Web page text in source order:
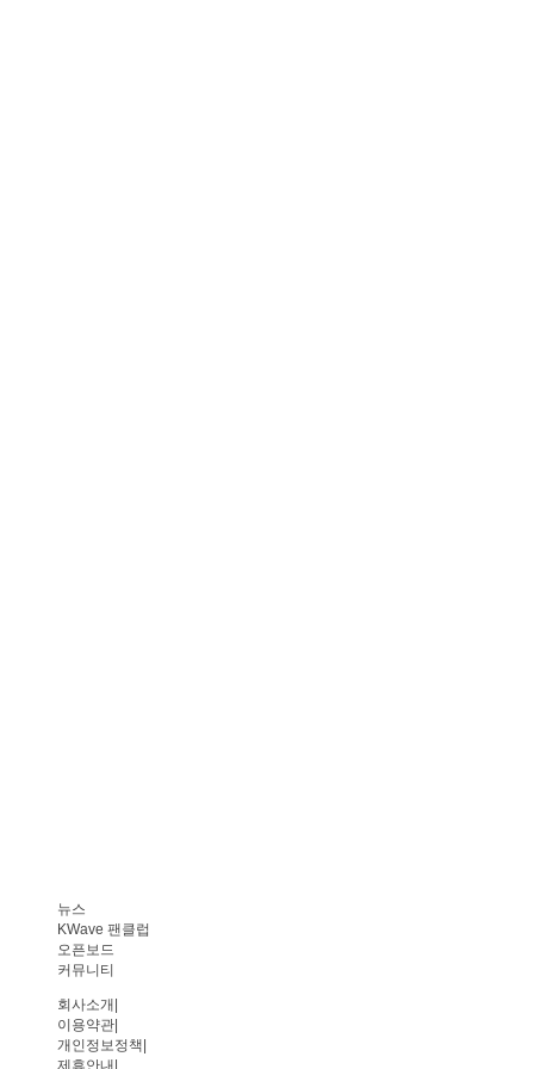
뉴스
KWave 팬클럽
오픈보드
커뮤니티
회사소개
이용약관
개인정보정책
제휴안내